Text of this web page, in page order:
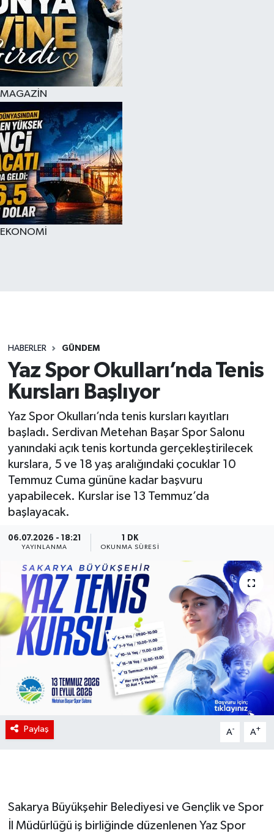
MAGAZİN
EKONOMİ
HABERLER GÜNDEM
Yaz Spor Okulları’nda Tenis
Kursları Başlıyor
Yaz Spor Okulları’nda tenis kursları kayıtları
başladı. Serdivan Metehan Başar Spor Salonu
yanındaki açık tenis kortunda gerçekleştirilecek
kurslara, 5 ve 18 yaş aralığındaki çocuklar 10
Temmuz Cuma gününe kadar başvuru
yapabilecek. Kurslar ise 13 Temmuz’da
başlayacak.
06.07.2026 - 18:21
YAYINLANMA
1 DK
OKUNMA SÜRESI
Paylaş A- A+
Sakarya Büyükşehir Belediyesi ve Gençlik ve Spor
İl Müdürlüğü iş birliğinde düzenlenen Yaz Spor